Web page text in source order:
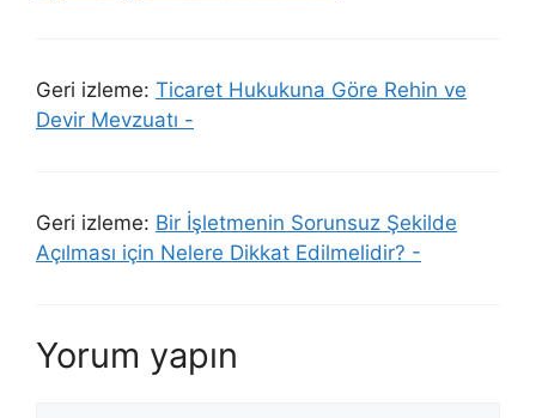
Geri izleme: Ticaret Hukukuna Göre Rehin ve
Devir Mevzuatı -
Geri izleme: Bir İşletmenin Sorunsuz Şekilde
Açılması için Nelere Dikkat Edilmelidir? -
Yorum yapın